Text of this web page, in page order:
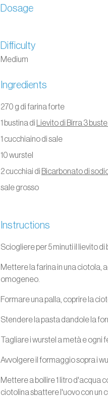
Dosage
Difficulty
Medium
Ingredients
270 g di farina forte
1 bustina di Lievito di Birra 3
1 cucchiaino di sale
10 wurstel
2 cucchiai di Bicarbonato di
sale grosso
Instructions
Sciogliere per 5 minuti il lievito
Mettere la farina in una ciotola,
omogeneo.
Formare una palla, coprire la
Stendere la pasta dandole la
Tagliare i wurstel a metà e ogni
Avvolgere il formaggio sopra i
Mettere a bollire 1 litro d'acqua
ciotolina sbattere l'uovo con un